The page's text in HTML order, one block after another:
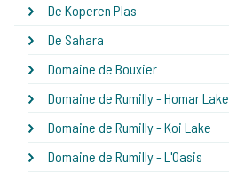
De Koperen Plas
De Sahara
Domaine de Bouxier
Domaine de Rumilly - Homar Lake
Domaine de Rumilly - Koi Lake
Domaine de Rumilly - L'Oasis